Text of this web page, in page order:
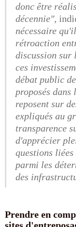
donc être
décennie",
nécessaire
rétroaction
discussion sur
ces
débat public
proposés
reposent sur
expliqués au
transparence
d'apprécier
questions
parmi les
des
Prendre en